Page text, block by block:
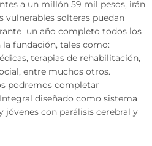
a un millón 59 mil pesos, irán
vulnerables solteras puedan
un año completo todos los
fundación, tales como:
terapias de rehabilitación,
entre muchos otros.
podremos completar
diseñado como sistema
jóvenes con parálisis cerebral y